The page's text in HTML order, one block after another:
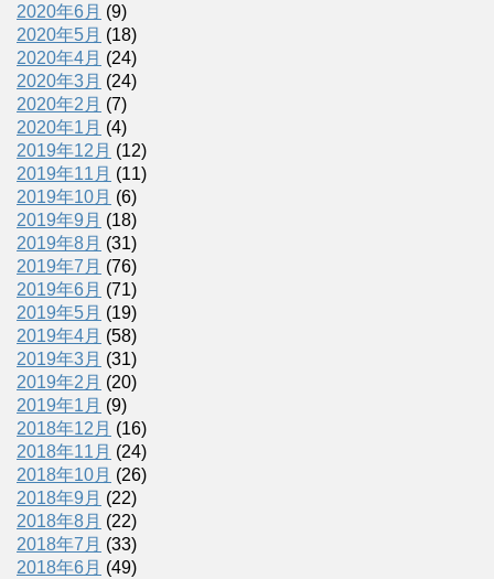
2020年6月 (9)
2020年5月 (18)
2020年4月 (24)
2020年3月 (24)
2020年2月 (7)
2020年1月 (4)
2019年12月 (12)
2019年11月 (11)
2019年10月 (6)
2019年9月 (18)
2019年8月 (31)
2019年7月 (76)
2019年6月 (71)
2019年5月 (19)
2019年4月 (58)
2019年3月 (31)
2019年2月 (20)
2019年1月 (9)
2018年12月 (16)
2018年11月 (24)
2018年10月 (26)
2018年9月 (22)
2018年8月 (22)
2018年7月 (33)
2018年6月 (49)